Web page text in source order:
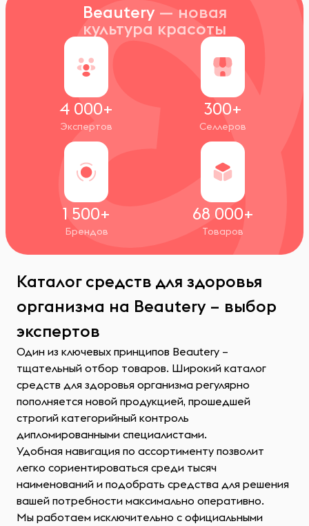
Beautery — новая
культура красоты
4 000+
Экспертов
300+
Селлеров
1 500+
Брендов
68 000+
Товаров
Каталог средств для здоровья
организма на Beautery – выбор
экспертов
Один из ключевых принципов Beautery –
тщательный отбор товаров. Широкий каталог
средств для здоровья организма регулярно
пополняется новой продукцией, прошедшей
строгий категорийный контроль
дипломированными специалистами.
Удобная навигация по ассортименту позволит
легко сориентироваться среди тысяч
наименований и подобрать средства для решения
вашей потребности максимально оперативно.
Мы работаем исключительно с официальными